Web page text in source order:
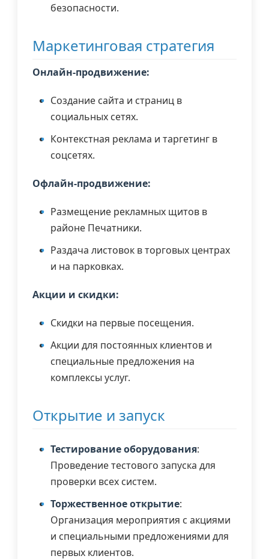
безопасности.
Маркетинговая стратегия
Онлайн-продвижение:
Создание сайта и страниц в
социальных сетях.
Контекстная реклама и таргетинг в
соцсетях.
Офлайн-продвижение:
Размещение рекламных щитов в
районе Печатники.
Раздача листовок в торговых центрах
и на парковках.
Акции и скидки:
Скидки на первые посещения.
Акции для постоянных клиентов и
специальные предложения на
комплексы услуг.
Открытие и запуск
Тестирование оборудования:
Проведение тестового запуска для
проверки всех систем.
Торжественное открытие:
Организация мероприятия с акциями
и специальными предложениями для
первых клиентов.